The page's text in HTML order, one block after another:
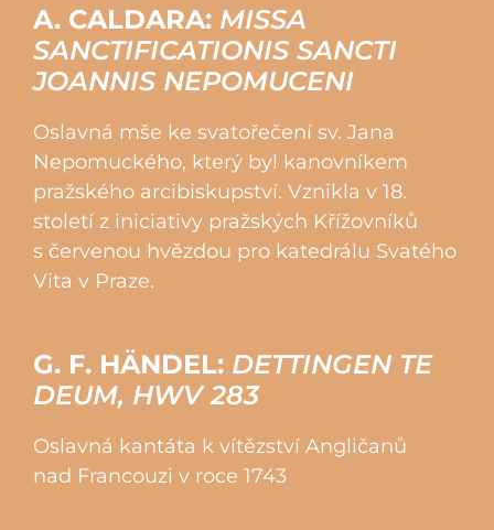
A. CALDARA: MISSA
SANCTIFICATIONIS SANCTI
JOANNIS NEPOMUCENI
Oslavná mše ke svatořečení sv. Jana
Nepomuckého, který byl kanovníkem
pražského arcibiskupství. Vznikla v 18.
století z iniciativy pražských Křížovníků
s červenou hvězdou pro katedrálu Svatého
Vita v Praze.
G. F. HÄNDEL: DETTINGEN TE
DEUM, HWV 283
Oslavná kantáta k vítězství Angličanů
nad Francouzi v roce 1743